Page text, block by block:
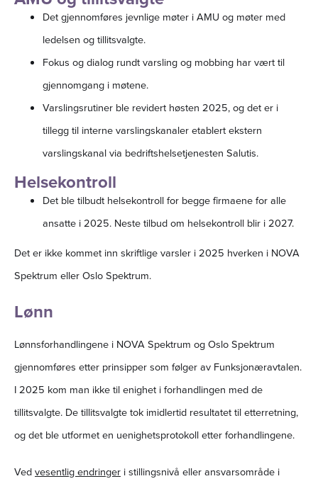
Det gjennomføres jevnlige møter i AMU og møter med
ledelsen og tillitsvalgte.
Fokus og dialog rundt varsling og mobbing har vært til
gjennomgang i møtene.
Varslingsrutiner ble revidert høsten 2025, og det er i
tillegg til interne varslingskanaler etablert ekstern
varslingskanal via bedriftshelsetjenesten Salutis.
Helsekontroll
Det ble tilbudt helsekontroll for begge firmaene for alle
ansatte i 2025. Neste tilbud om helsekontroll blir i 2027.
Det er ikke kommet inn skriftlige varsler i 2025 hverken i NOVA
Spektrum eller Oslo Spektrum.
Lønn
Lønnsforhandlingene i NOVA Spektrum og Oslo Spektrum
gjennomføres etter prinsipper som følger av Funksjonæravtalen.
I 2025 kom man ikke til enighet i forhandlingen med de
tillitsvalgte. De tillitsvalgte tok imidlertid resultatet til etterretning,
og det ble utformet en uenighetsprotokoll etter forhandlingene.
Vedvesentlig endringer i stillingsnivå eller ansvarsområde i